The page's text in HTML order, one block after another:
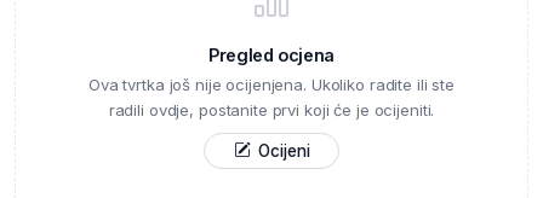
Pregled ocjena
Ova tvrtka još nije ocijenjena. Ukoliko radite ili ste
radili ovdje, postanite prvi koji će je ocijeniti.
Ocijeni